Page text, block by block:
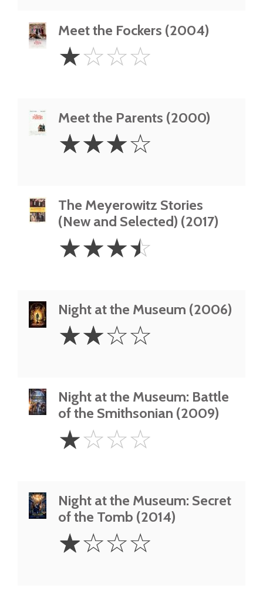
Meet the Fockers (2004)
Star
☆☆☆☆
Meet the Parents (2000)
Stars
☆☆☆☆
The Meyerowitz Stories
(New and Selected) (2017)
3.5
Stars
☆☆☆☆
Night at the Museum (2006)
Stars
☆☆☆☆
Night at the Museum: Battle
of the Smithsonian (2009)
Star
☆☆☆☆
Night at the Museum: Secret
of the Tomb (2014)
Star
☆☆☆☆